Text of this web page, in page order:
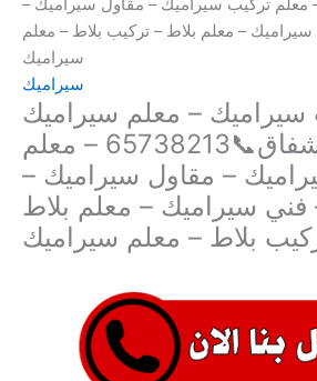
– معلم تركيب سيراميك – مقاول سيراميك –
– معلم بلاط – تركيب بلاط – معلم
سيراميك
سيراميك
سيراميك – معلم سيراميك
باكستاني – اشفاق📞65738213 – معلم
– مقاول سيراميك –
سيراميك – معلم بلاط
بلاط – معلم سيراميك